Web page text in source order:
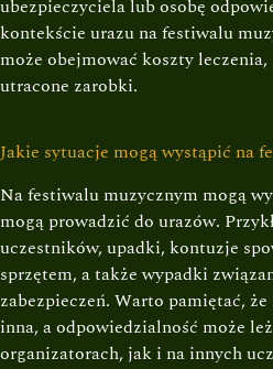
ubezpieczyciela lub osobę
kontekście urazu na festiwalu
może obejmować koszty
utracone zarobki.
Jakie sytuacje mogą wystąpić na
Na festiwalu muzycznym mogą
mogą prowadzić do urazów.
uczestników, upadki, kontuzje
sprzętem, a także wypadki
zabezpieczeń. Warto pamiętać,
inna, a odpowiedzialność może
organizatorach, jak i na innych